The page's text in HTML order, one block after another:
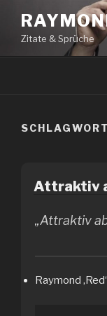
Inhalt
springenZitate & Sprüche
Attraktiv
„Attraktiv
Raymond